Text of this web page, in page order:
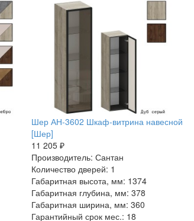
Шер АН-3602 Шкаф-витрина навесной
[Шер]
11 205 ₽
Производитель: Сантан
Количество дверей: 1
Габаритная высота, мм: 1374
Габаритная глубина, мм: 378
Габаритная ширина, мм: 360
Гарантийный срок мес.: 18